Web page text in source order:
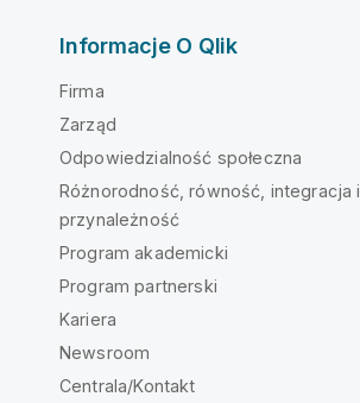
Informacje O Qlik
Firma
Zarząd
Odpowiedzialność społeczna
Różnorodność, równość, integracja i
przynależność
Program akademicki
Program partnerski
Kariera
Newsroom
Centrala/Kontakt